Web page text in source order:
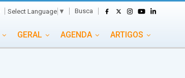
Select Language ▼ Busca
GERAL AGENDA ARTIGOS